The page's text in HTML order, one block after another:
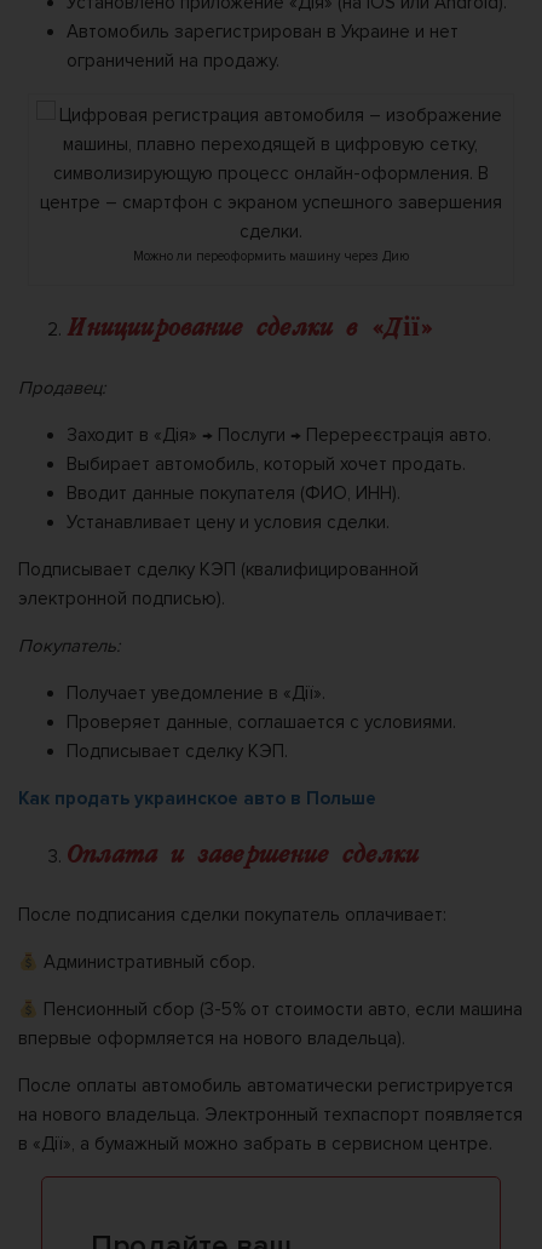
Автомобиль зарегистрирован в Украине и нет
ограничений на продажу.
Можно ли переоформить машину через Дию
Инициирование сделки в «Дії»
Продавец:
Заходит в «Дія» → Послуги → Перереєстрація авто.
Выбирает автомобиль, который хочет продать.
Вводит данные покупателя (ФИО, ИНН).
Устанавливает цену и условия сделки.
Подписывает сделку КЭП (квалифицированной
электронной подписью).
Покупатель:
Получает уведомление в «Дії».
Проверяет данные, соглашается с условиями.
Подписывает сделку КЭП.
Как продать украинское авто в Польше
Оплата и завершение сделки
После подписания сделки покупатель оплачивает:
Административный сбор.
Пенсионный сбор (3-5% от стоимости авто, если машина
впервые оформляется на нового владельца).
После оплаты автомобиль автоматически регистрируется
на нового владельца. Электронный техпаспорт появляется
в «Дії», а бумажный можно забрать в сервисном центре.